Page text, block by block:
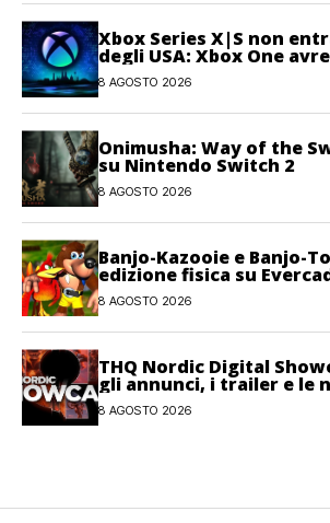
Xbox Series X|S non
degli USA: Xbox One
giocatori attivi
8 AGOSTO 2026
Onimusha: Way of the
su Nintendo Switch 2
8 AGOSTO 2026
Banjo-Kazooie e Banjo-
edizione fisica su
8 AGOSTO 2026
THQ Nordic Digital
gli annunci, i trailer e le
dell’evento
8 AGOSTO 2026